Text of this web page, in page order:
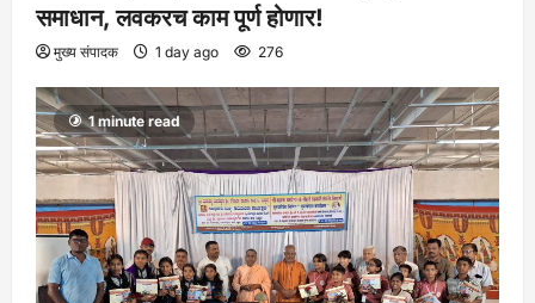
समाधान, लवकरच काम पूर्ण होणार!
मुख्य संपादक 1 day ago 276
1 minute read